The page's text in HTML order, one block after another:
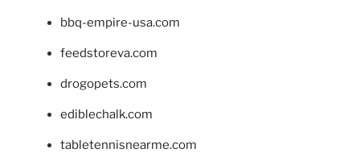
bbq-empire-usa.com
feedstoreva.com
drogopets.com
ediblechalk.com
tabletennisnearme.com